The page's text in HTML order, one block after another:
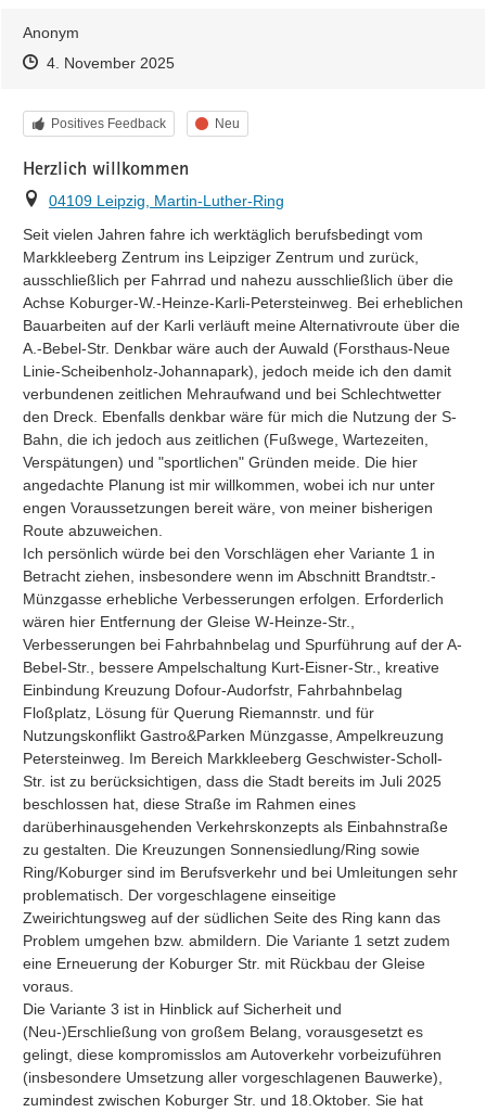
Anonym
Zeitpunkt des Erstellens
Zeitpunkt des Erstellens
4. November 2025Zur Äußerung
Kategorie
Positives Feedback Status
Neu
Herzlich willkommen
Ort
04109 Leipzig, Martin-Luther-Ring
Seit vielen Jahren fahre ich werktäglich berufsbedingt vom
Markkleeberg Zentrum ins Leipziger Zentrum und zurück,
ausschließlich per Fahrrad und nahezu ausschließlich über die
Achse Koburger-W.-Heinze-Karli-Petersteinweg. Bei erheblichen
Bauarbeiten auf der Karli verläuft meine Alternativroute über die
A.-Bebel-Str. Denkbar wäre auch der Auwald (Forsthaus-Neue
Linie-Scheibenholz-Johannapark), jedoch meide ich den damit
verbundenen zeitlichen Mehraufwand und bei Schlechtwetter
den Dreck. Ebenfalls denkbar wäre für mich die Nutzung der S-
Bahn, die ich jedoch aus zeitlichen (Fußwege, Wartezeiten,
Verspätungen) und "sportlichen" Gründen meide. Die hier
angedachte Planung ist mir willkommen, wobei ich nur unter
engen Voraussetzungen bereit wäre, von meiner bisherigen
Route abzuweichen.
Ich persönlich würde bei den Vorschlägen eher Variante 1 in
Betracht ziehen, insbesondere wenn im Abschnitt Brandtstr.-
Münzgasse erhebliche Verbesserungen erfolgen. Erforderlich
wären hier Entfernung der Gleise W-Heinze-Str.,
Verbesserungen bei Fahrbahnbelag und Spurführung auf der A-
Bebel-Str., bessere Ampelschaltung Kurt-Eisner-Str., kreative
Einbindung Kreuzung Dofour-Audorfstr, Fahrbahnbelag
Floßplatz, Lösung für Querung Riemannstr. und für
Nutzungskonflikt Gastro&Parken Münzgasse, Ampelkreuzung
Petersteinweg. Im Bereich Markkleeberg Geschwister-Scholl-
Str. ist zu berücksichtigen, dass die Stadt bereits im Juli 2025
beschlossen hat, diese Straße im Rahmen eines
darüberhinausgehenden Verkehrskonzepts als Einbahnstraße
zu gestalten. Die Kreuzungen Sonnensiedlung/Ring sowie
Ring/Koburger sind im Berufsverkehr und bei Umleitungen sehr
problematisch. Der vorgeschlagene einseitige
Zweirichtungsweg auf der südlichen Seite des Ring kann das
Problem umgehen bzw. abmildern. Die Variante 1 setzt zudem
eine Erneuerung der Koburger Str. mit Rückbau der Gleise
voraus.
Die Variante 3 ist in Hinblick auf Sicherheit und
(Neu-)Erschließung von großem Belang, vorausgesetzt es
gelingt, diese kompromisslos am Autoverkehr vorbeizuführen
(insbesondere Umsetzung aller vorgeschlagenen Bauwerke),
zumindest zwischen Koburger Str. und 18.Oktober. Sie hat